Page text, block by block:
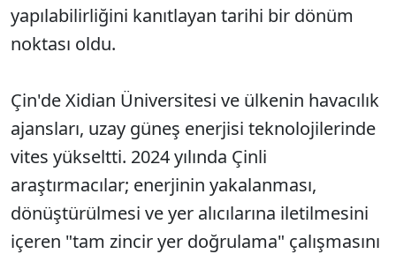
yapılabilirliğini kanıtlayan tarihi bir dönüm
noktası oldu.
Çin'de Xidian Üniversitesi ve ülkenin havacılık
ajansları, uzay güneş enerjisi teknolojilerinde
vites yükseltti. 2024 yılında Çinli
araştırmacılar; enerjinin yakalanması,
dönüştürülmesi ve yer alıcılarına iletilmesini
içeren "tam zincir yer doğrulama" çalışmasını